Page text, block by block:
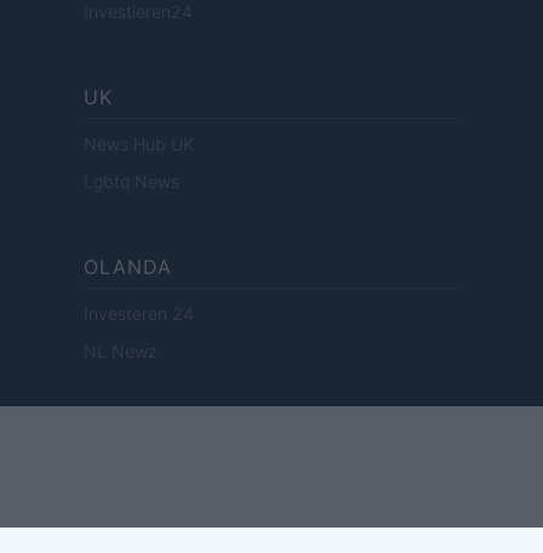
Investieren24
UK
News Hub UK
Lgbtq News
OLANDA
Investeren 24
NL Newz